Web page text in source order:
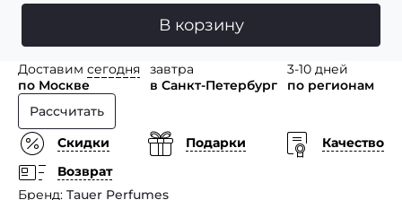
В корзину
Доставим сегодня
по Москве
завтра
в Санкт-Петербург
3-10 дней
по регионам
Рассчитать
Скидки
Подарки
Качество
Возврат
Бренд Tauer Perfumes